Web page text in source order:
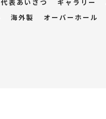
代表あいさつ ギャラリー
海外製 オーバーホール